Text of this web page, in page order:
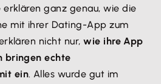
erklären ganz genau, wie die
mit ihrer Dating-App zum
nicht nur,wie ihre App
bringen echte
ein. Alles wurde gut im